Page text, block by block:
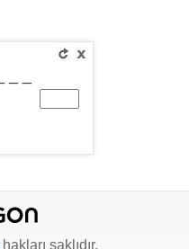
hakları saklıdır.